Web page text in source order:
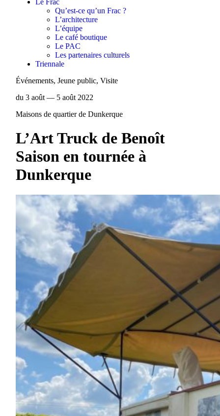
Qu’est-ce qu’un Frac ?
L’architecture
L’équipe
Le café boutique
Le PAC
Les partenaires culturels
Triennale
Événements, Jeune public, Visite
du 3 août — 5 août 2022
Maisons de quartier de Dunkerque
L’Art Truck de Benoît
Saison en tournée à
Dunkerque